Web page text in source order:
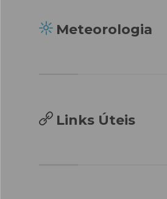
Meteorologia
Links Úteis